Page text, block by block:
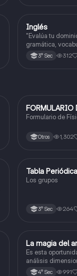
Inglés
Inglés
"Evalúa tu
gramática,
3° Sec 312
Física
FORMULARIO
Formulario de
Otros 1,302
Química
Tabla Periódica
Los grupos
3° Sec 264
Física
La magia del
Es esta
análisis
las magnitudes
4° Sec 991